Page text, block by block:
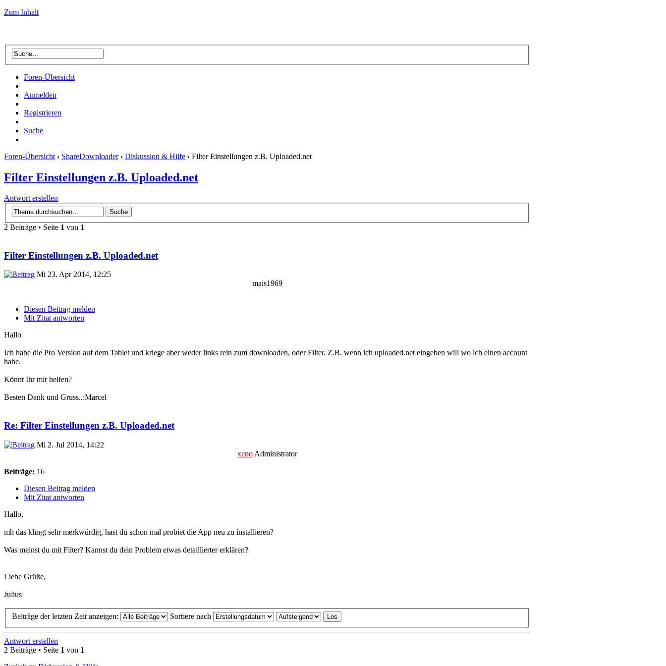
Zum Inhalt
Foren-Übersicht
Anmelden
Registrieren
Suche
Foren-Übersicht ‹ ShareDownloader ‹ Diskussion & Hilfe ‹ Filter Einstellungen z.B. Uploaded.net
Filter Einstellungen z.B. Uploaded.net
Antwort erstellen
2 Beiträge • Seite 1 von 1
Filter Einstellungen z.B. Uploaded.net
Mi 23. Apr 2014, 12:25
mais1969
Diesen Beitrag melden
Mit Zitat antworten
Hallo
Ich habe die Pro Version auf dem Tablet und kriege aber weder links rein zum downloaden, oder Filter. Z.B. wenn ich uploaded.net eingeben will wo ich einen account
habe.
Könnt Ihr mir helfen?
Besten Dank und Gruss..:Marcel
Re: Filter Einstellungen z.B. Uploaded.net
Mi 2. Jul 2014, 14:22
xeno Administrator
Beiträge: 16
Diesen Beitrag melden
Mit Zitat antworten
Hallo,
mh das klingt sehr merkwürdig, hast du schon mal probiet die App neu zu installieren?
Was meinst du mit Filter? Kannst du dein Problem etwas detaillierter erklären?
Liebe Grüße,
Julius
Beiträge der letzten Zeit anzeigen: Sortiere nach
Antwort erstellen
2 Beiträge • Seite 1 von 1